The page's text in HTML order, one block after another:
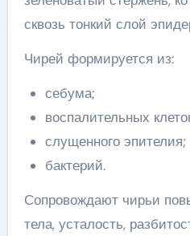
сквозь тонкий слой
Чирей формируется из:
себума;
воспалительных
слущенного эпителия;
бактерий.
Сопровождают чирьи
тела, усталость,